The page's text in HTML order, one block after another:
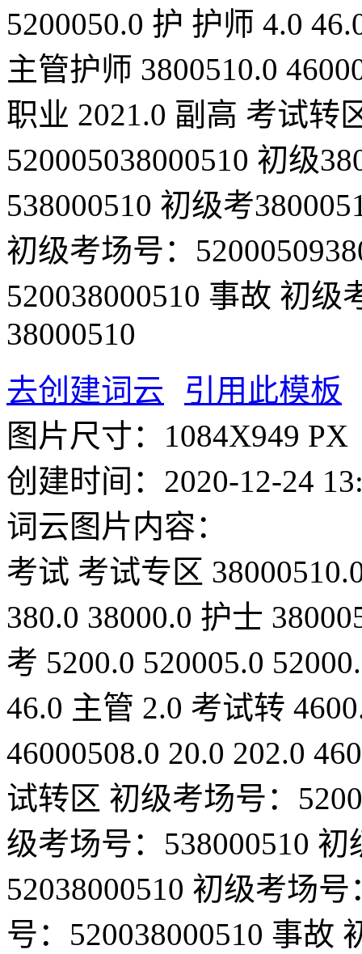
5200050.0 护 护师 4.0
主管护师 3800510.0
职业 2021.0 副高 考试转
520005038000510 初级
538000510 初级考
初级考场号：
520038000510 事故 初级
38000510
去创建词云
引用此模板
图片尺寸： 1084X949 PX
创建时间： 2020-12-24
词云图片内容：
考试 考试专区
380.0 38000.0 护士
考 5200.0 520005.0
46.0 主管 2.0 考试转
46000508.0 20.0 202.0
试转区 初级考场号：
级考场号：538000510 初
52038000510 初级考场号
号：520038000510 事故